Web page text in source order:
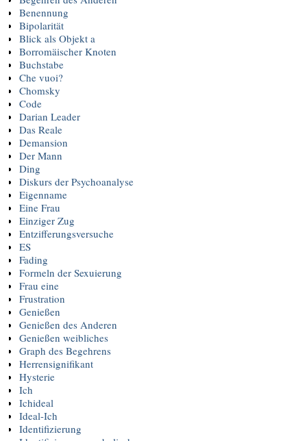
Benennung
Bipolarität
Blick als Objekt a
Borromäischer Knoten
Buchstabe
Che vuoi?
Chomsky
Code
Darian Leader
Das Reale
Demansion
Der Mann
Ding
Diskurs der Psychoanalyse
Eigenname
Eine Frau
Einziger Zug
Entzifferungsversuche
ES
Fading
Formeln der Sexuierung
Frau eine
Frustration
Genießen
Genießen des Anderen
Genießen weibliches
Graph des Begehrens
Herrensignifikant
Hysterie
Ich
Ichideal
Ideal-Ich
Identifizierung